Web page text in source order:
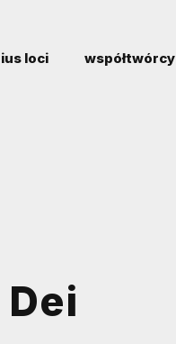
loci współtwórcy